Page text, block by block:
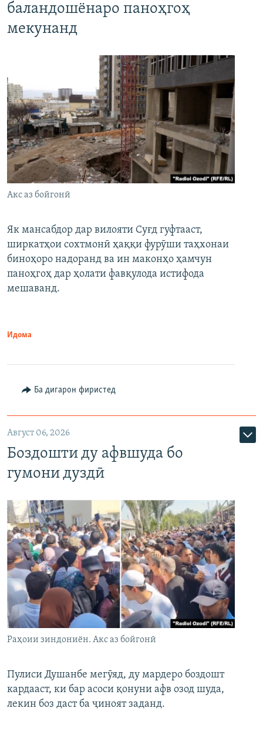
баландошёнаро паноҳгоҳ
мекунанд
Акс аз бойгонӣ
Як мансабдор дар вилояти Суғд гуфтааст,
ширкатҳои сохтмонӣ ҳаққи фурӯши таҳхонаи
биноҳоро надоранд ва ин маконҳо ҳамчун
паноҳгоҳ дар ҳолати фавқулода истифода
мешаванд.
Идома
Ба дигарон фиристед
Август 06, 2026
Боздошти ду афвшуда бо
гумони дуздӣ
Раҳоии зиндониён. Акс аз бойгонӣ
Пулиси Душанбе мегӯяд, ду мардеро боздошт
кардааст, ки бар асоси қонуни афв озод шуда,
лекин боз даст ба ҷиноят заданд.